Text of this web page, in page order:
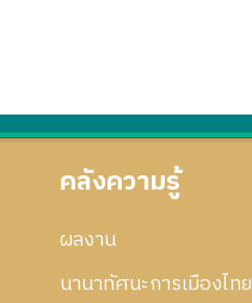
คลังความรู้
ผลงาน
นานาทัศนะการเมืองไทย